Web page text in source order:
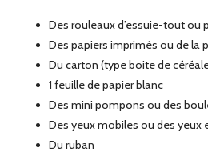
Des rouleaux d’essuie-tout ou
Des papiers imprimés ou de la
Du carton (type boite de
1 feuille de papier blanc
Des mini pompons ou des
Des yeux mobiles ou des yeux
Du ruban